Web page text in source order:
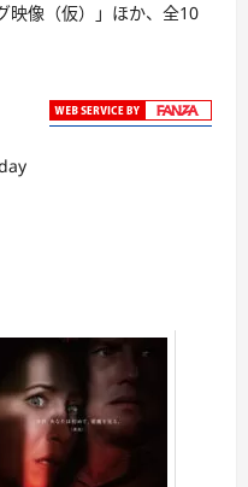
映像（仮）」ほか、全10